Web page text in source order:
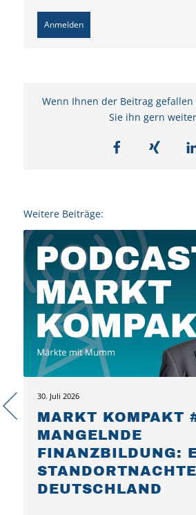
Anmelden
Wenn Ihnen der Beitrag
Sie ihn gern
Weitere Beiträge:
MARKT KOMPAKT
MANGELNDE
FINANZBILDUNG:
DEUTSCHLAND
30. Juli 2026